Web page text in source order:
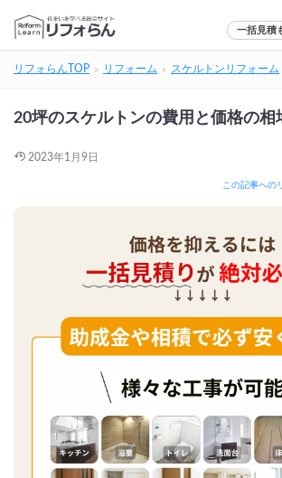
一括見積
リフォらんTOP リフォーム スケルトンリフォーム
20坪のスケルトンの費用と価格の相
2023年1月9日
この記事への